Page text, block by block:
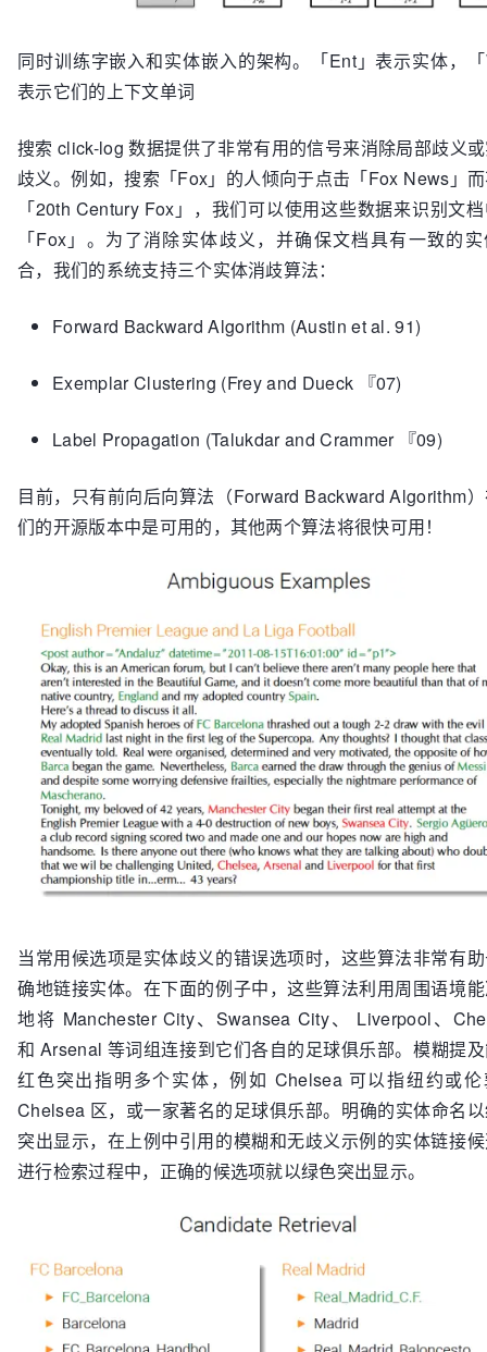
同时训练字嵌入和实体嵌入的架构。「Ent」表示实体，
表示它们的上下文单词
搜索 click-log 数据提供了非常有用的信号来消除局部歧义
歧义。例如，搜索「Fox」的人倾向于点击「Fox News」
「20th Century Fox」，我们可以使用这些数据来识别文
「Fox」。为了消除实体歧义，并确保文档具有一致的
合，我们的系统支持三个实体消歧算法：
Forward Backward Algorithm (Austin et al. 91)
Exemplar Clustering (Frey and Dueck 『07)
Label Propagation (Talukdar and Crammer 『09)
目前，只有前向后向算法（Forward Backward Algorithm
们的开源版本中是可用的，其他两个算法将很快可用！
当常用候选项是实体歧义的错误选项时，这些算法非常有
确地链接实体。在下面的例子中，这些算法利用周围语境
地将 Manchester City、Swansea City、 Liverpool、
和 Arsenal 等词组连接到它们各自的足球俱乐部。模糊提
红色突出指明多个实体，例如 Chelsea 可以指纽约或
Chelsea 区，或一家著名的足球俱乐部。明确的实体命名
突出显示，在上例中引用的模糊和无歧义示例的实体链接
进行检索过程中，正确的候选项就以绿色突出显示。